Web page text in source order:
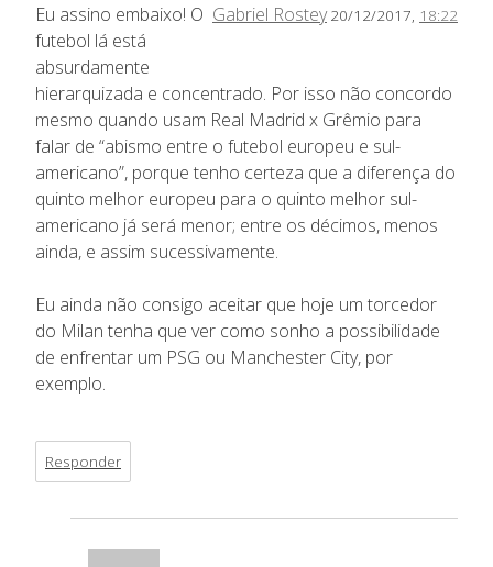
Gabriel Rostey 20/12/2017, 18:22
Eu assino embaixo! O
futebol lá está
absurdamente
hierarquizada e concentrado. Por isso não concordo
mesmo quando usam Real Madrid x Grêmio para
falar de “abismo entre o futebol europeu e sul-
americano”, porque tenho certeza que a diferença do
quinto melhor europeu para o quinto melhor sul-
americano já será menor; entre os décimos, menos
ainda, e assim sucessivamente.
Eu ainda não consigo aceitar que hoje um torcedor
do Milan tenha que ver como sonho a possibilidade
de enfrentar um PSG ou Manchester City, por
exemplo.
Responder